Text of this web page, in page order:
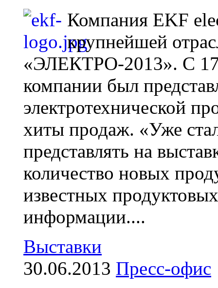
Компания EKF
крупнейшей
«ЭЛЕКТРО-2013». С 17
компании был
электротехнической
хиты продаж. «Уже
представлять на
количество новых
известных
информации....
Выставки
30.06.2013 Пресс-офис